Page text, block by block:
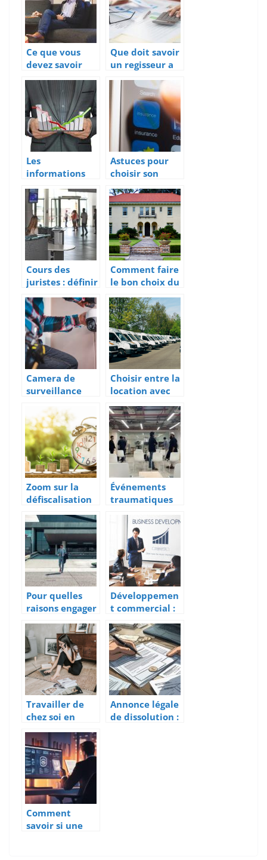
blanchiment
d’argent et le
financement
du terrorisme
Ce que vous
devez savoir
sur L’ACRE et
L’ARCE
Que doit savoir
un regisseur a
propos du
cautionnement
?
Les
informations
importantes
sur l’assurance
pour
équipements
électroniques
Astuces pour
choisir son
assureur
mobile
Cours des
juristes : définir
ce qu’est une
société
anonyme
Comment faire
le bon choix du
contrat
d’assurance
habitation ?
Camera de
surveillance
: enjeux
juridiques et
marketing
Choisir entre la
location avec
option d’achat
ou location a
long terme
Zoom sur la
défiscalisation
immobilière en
Outre-mer
Événements
traumatiques
en entreprise :
quelles sont
leurs
répercussions
et les solutions
professionnelle
s possibles ?
Pour quelles
raisons engager
un avocat
d’entreprise ?
Développemen
t commercial :
quels
avantages de
faire appel à un
bureau d’étude
CDAC ?
Travailler de
chez soi en
toute serenite :
la charte du
teletravail
Annonce légale
de dissolution :
Comment
savoir si une